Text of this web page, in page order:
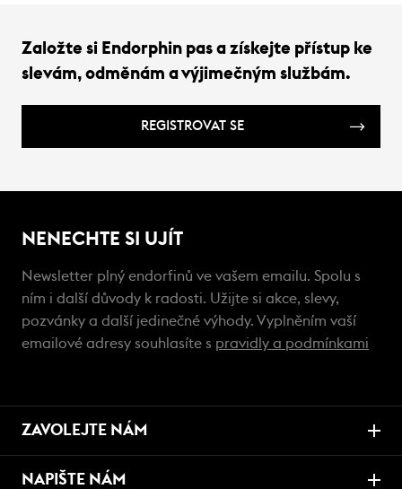
Založte si Endorphin pas a získejte přístup ke
slevám, odměnám a výjimečným službám.
REGISTROVAT SE
NENECHTE SI UJÍT
Newsletter plný endorfinů ve vašem emailu. Spolu s
ním i další důvody k radosti. Užijte si akce, slevy,
pozvánky a další jedinečné výhody. Vyplněním vaší
emailové adresy souhlasíte s pravidly a podmínkami
ZAVOLEJTE NÁM
NAPIŠTE NÁM